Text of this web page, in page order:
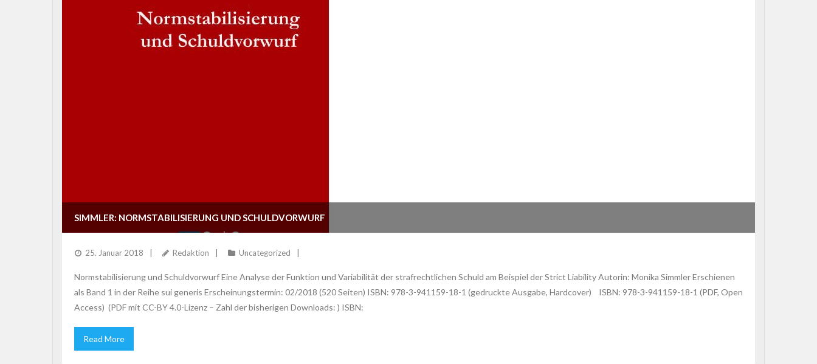
SIMMLER: NORMSTABILISIERUNG UND SCHULDVORWURF
25. Januar 2018 Redaktion Uncategorized
Normstabilisierung und Schuldvorwurf Eine Analyse der Funktion und Variabilität der strafrechtlichen Schuld am Beispiel der Strict Liability Autorin: Monika Simmler Erschienen
als Band 1 in der Reihe sui generis Erscheinungstermin: 02/2018 (520 Seiten) ISBN: 978-3-941159-18-1 (gedruckte Ausgabe, Hardcover) ISBN: 978-3-941159-18-1 (PDF, Open
Access) (PDF mit CC-BY 4.0-Lizenz – Zahl der bisherigen Downloads: ) ISBN:
Read More